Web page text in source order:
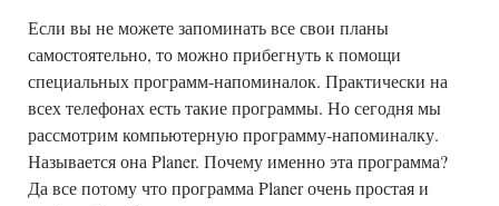
Если вы не можете запоминать все свои планы
самостоятельно, то можно прибегнуть к помощи
специальных программ-напоминалок. Практически на
всех телефонах есть такие программы. Но сегодня мы
рассмотрим компьютерную программу-напоминалку.
Называется она Planer. Почему именно эта программа?
Да все потому что программа Planer очень простая и